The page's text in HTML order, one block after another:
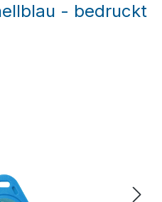
- bedruckt